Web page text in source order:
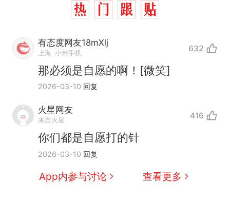
有态度网友18mXlj
上海 小米手机 632
那必须是自愿的啊！[微笑]
2026-03-10 回复
火星网友
来自火星 416
你们都是自愿打的针
2026-03-10 回复
App内参与讨论 查看更多
热 西班牙飞地休达边境，摩洛
哥士兵搬起大石块投向移民引
争议，此前一天内数万人从摩
洛哥涌入西班牙
新 费大厨“全国小炒肉大王”称